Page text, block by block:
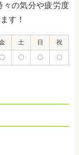
々の気分や疲労度
す！
土 日 祝
〇 〇 〇 〇